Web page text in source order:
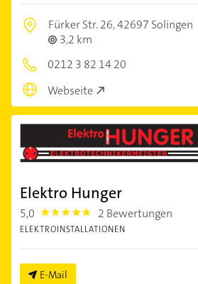
Fürker Str. 26,42697 Solingen
3,2 km
0212 3 82 14 20
Webseite
Elektro Hunger
5,0 5.0 2 Bewertungen
ELEKTROINSTALLATIONEN
E-Mail